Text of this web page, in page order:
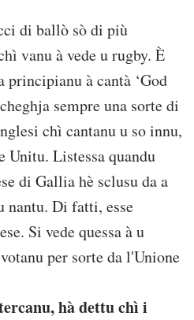
di ballò sò di più
vanu à vede u rugby. È
à cantà ‘God
sempre una sorte di
chì cantanu u so innu,
Unitu. Listessa quandu
di Gallia hè sclusu da a
nantu. Di fatti, esse
Si vede quessa à u
per sorte da l'Unione
hà dettu chì i